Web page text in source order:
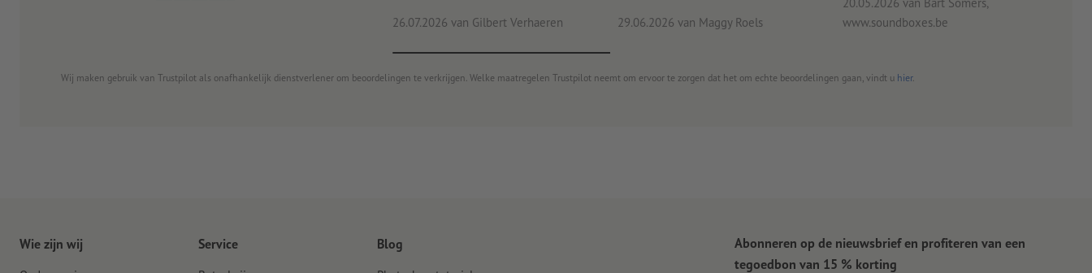
26.07.2026 van Gilbert Verhaeren 29.06.2026 van Maggy Roels
www.soundboxes.be
Wij maken gebruik van Trustpilot als onafhankelijk dienstverlener om beoordelingen te verkrijgen. Welke maatregelen Trustpilot neemt om ervoor te zorgen dat het om echte beoordelingen gaan, vindt u hier.
Wie zijn wij Service Blog
Abonneren op de nieuwsbrief en profiteren van een
tegoedbon van 15 % korting